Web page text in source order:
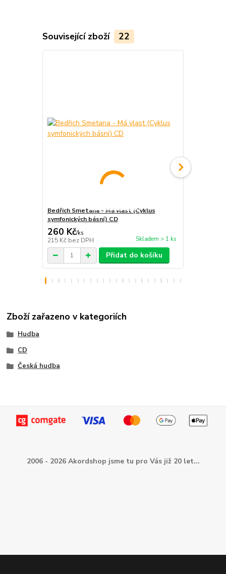
Související zboží 22
Bedřich Smetana - Má vlast (Cyklus
symfonických básní) CD
260 Kč/ks
215 Kč bez DPH Skladem > 1 ks
Přidat do košíku
Zboží zařazeno v kategoriích
Hudba
CD
Česká hudba
2006 - 2026 Akordshop jsme tu pro Vás již 20 let...